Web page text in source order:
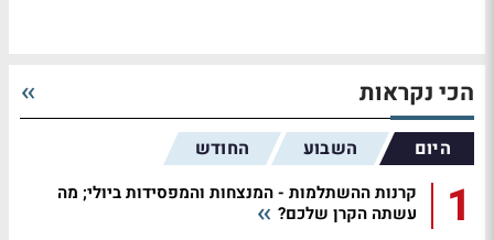
הכי נקראות
היום השבוע החודש
1
קרנות ההשתלמות - המנצחות והמפסידות ביולי; מה
עשתה הקרן שלכם?